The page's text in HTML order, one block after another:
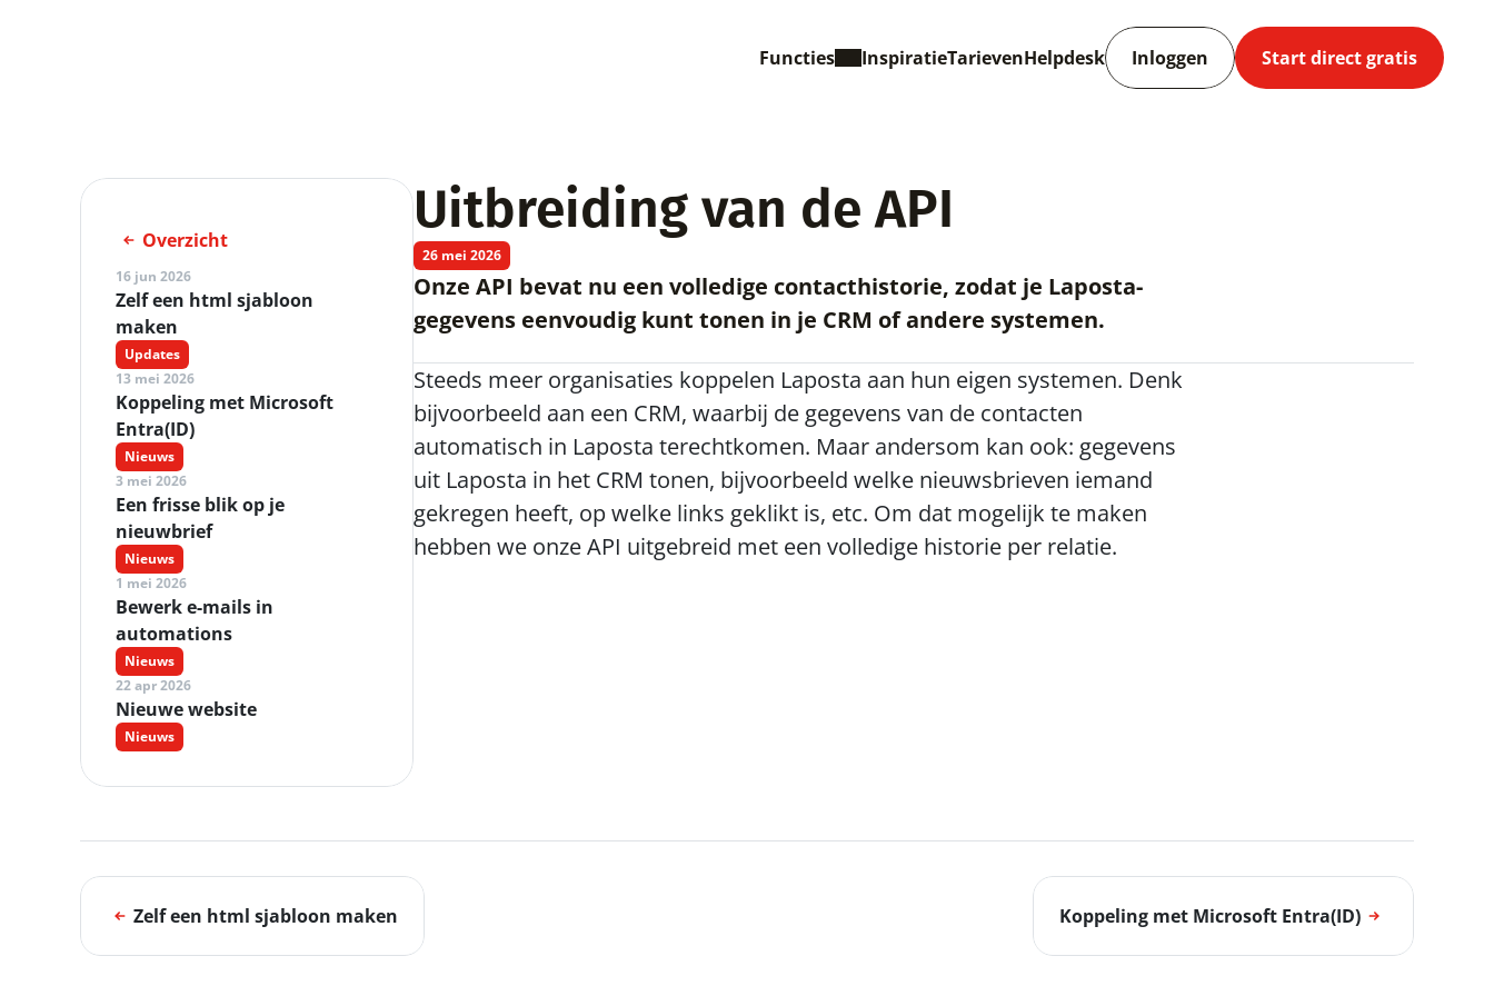
Functies InspiratieTarievenHelpdesk Inloggen Start direct gratis
Overzicht
16 jun 2026
Zelf een html sjabloon
maken
Updates
13 mei 2026
Koppeling met Microsoft
Entra(ID)
Nieuws
3 mei 2026
Een frisse blik op je
nieuwbrief
Nieuws
1 mei 2026
Bewerk e-mails in
automations
Nieuws
22 apr 2026
Nieuwe website
Nieuws
Uitbreiding van de API
26 mei 2026
Onze API bevat nu een volledige contacthistorie, zodat je Laposta-
gegevens eenvoudig kunt tonen in je CRM of andere systemen.
Steeds meer organisaties koppelen Laposta aan hun eigen systemen. Denk
bijvoorbeeld aan een CRM, waarbij de gegevens van de contacten
automatisch in Laposta terechtkomen. Maar andersom kan ook: gegevens
uit Laposta in het CRM tonen, bijvoorbeeld welke nieuwsbrieven iemand
gekregen heeft, op welke links geklikt is, etc. Om dat mogelijk te maken
hebben we onze API uitgebreid met een volledige historie per relatie.
Zelf een html sjabloon maken Koppeling met Microsoft Entra(ID)